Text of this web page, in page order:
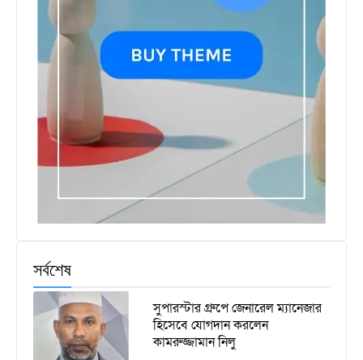
সর্বশেষ
সুপারস্টার গ্রুপে জেনারেল ম্যানেজার
হিসেবে যোগদান করলেন
কামরুজ্জামান নিলু